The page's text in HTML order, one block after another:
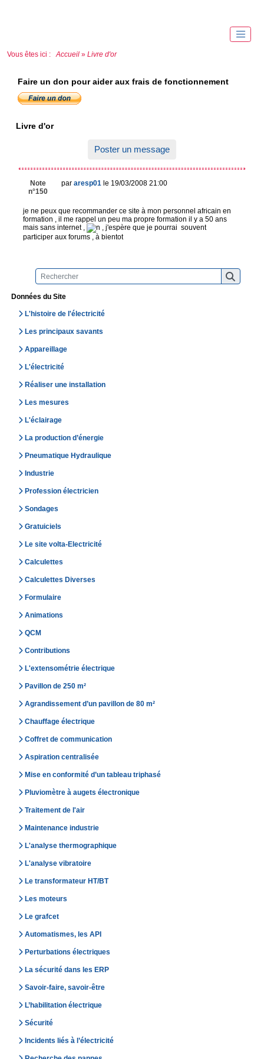
Vous êtes ici : Accueil » Livre d'or
Données du Site
L'histoire de l'électricité
Les principaux savants
Appareillage
L'électricité
Réaliser une installation
Les mesures
L'éclairage
La production d’énergie
Pneumatique Hydraulique
Industrie
Profession électricien
Sondages
Gratuiciels
Le site volta-Electricité
Calculettes
Calculettes Diverses
Formulaire
Animations
QCM
Contributions
L'extensométrie électrique
Pavillon de 250 m²
Agrandissement d’un pavillon de 80 m²
Chauffage électrique
Coffret de communication
Aspiration centralisée
Mise en conformité d’un tableau triphasé
Pluviomètre à augets électronique
Traitement de l'air
Maintenance industrie
L'analyse thermographique
L'analyse vibratoire
Le transformateur HT/BT
Les moteurs
Le grafcet
Automatismes, les API
Perturbations électriques
La sécurité dans les ERP
Savoir-faire, savoir-être
L’habilitation électrique
Sécurité
Incidents liés à l’électricité
Faire un don pour aider aux frais de fonctionnement
Livre d'or
Poster un message
Note
n°150
par aresp01 le 19/03/2008 21:00
je ne peux que recommander ce site à mon personnel africain en
formation , il me rappel un peu ma propre formation il y a 50 ans
mais sans internet ,
, j'espère que je pourrai souvent
participer aux forums , à bientot